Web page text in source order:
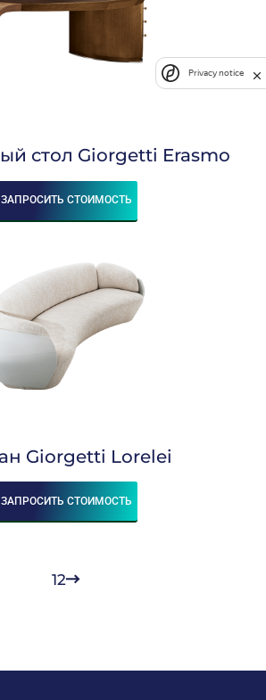
стол Giorgetti Erasmo
ЗАПРОСИТЬ СТОИМОСТЬ
Giorgetti Lorelei
ЗАПРОСИТЬ СТОИМОСТЬ
12
Privacy notice